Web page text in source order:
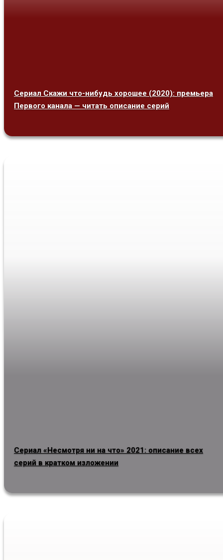
Сериал Скажи что-нибудь хорошее (2020): премьера
Первого канала — читать описание серий
Сериал «Несмотря ни на что» 2021: описание всех
серий в кратком изложении